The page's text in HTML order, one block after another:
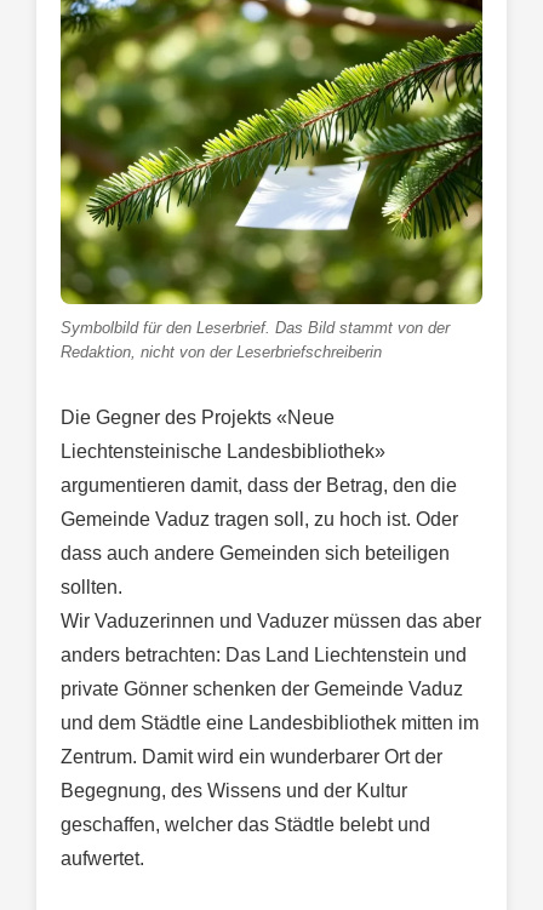
Symbolbild für den Leserbrief. Das Bild stammt von der
Redaktion, nicht von der Leserbriefschreiberin
Die Gegner des Projekts «Neue
Liechtensteinische Landesbibliothek»
argumentieren damit, dass der Betrag, den die
Gemeinde Vaduz tragen soll, zu hoch ist. Oder
dass auch andere Gemeinden sich beteiligen
sollten.
Wir Vaduzerinnen und Vaduzer müssen das aber
anders betrachten: Das Land Liechtenstein und
private Gönner schenken der Gemeinde Vaduz
und dem Städtle eine Landesbibliothek mitten im
Zentrum. Damit wird ein wunderbarer Ort der
Begegnung, des Wissens und der Kultur
geschaffen, welcher das Städtle belebt und
aufwertet.